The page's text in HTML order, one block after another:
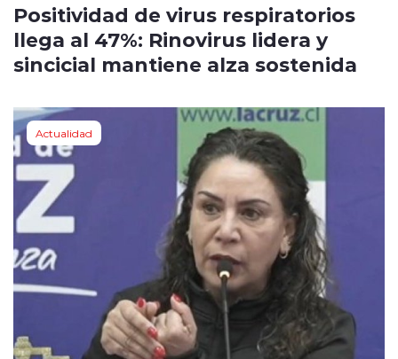
Positividad de virus respiratorios
llega al 47%: Rinovirus lidera y
sincicial mantiene alza sostenida
Actualidad